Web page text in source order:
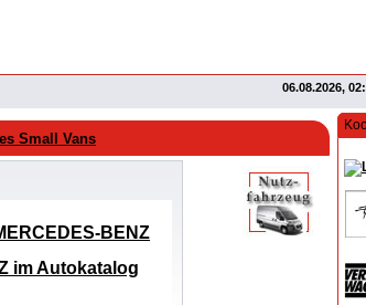
06.08.2026,
Small Vans
BENZ
im Autokatalog